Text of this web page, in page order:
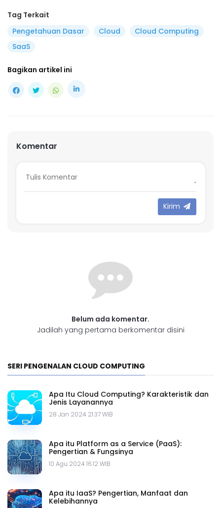
Tag Terkait
Pengetahuan Dasar
Cloud
Cloud Computing
SaaS
Bagikan artikel ini
Komentar
Kirim
Belum ada komentar.
Jadilah yang pertama berkomentar disini
SERI PENGENALAN CLOUD COMPUTING
Apa Itu Cloud Computing? Karakteristik dan
Jenis Layanannya
28 Jan 2024 21.37 WIB
Apa itu Platform as a Service (PaaS):
Pengertian & Fungsinya
10 Agu 2024 16.12 WIB
Apa itu IaaS? Pengertian, Manfaat dan
Kelebihannya